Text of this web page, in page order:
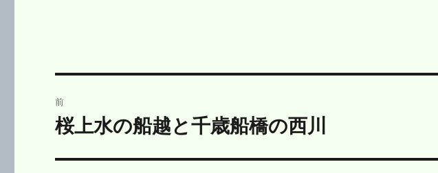
稿
前
前
投
桜上水の船越と千歳船橋の西川